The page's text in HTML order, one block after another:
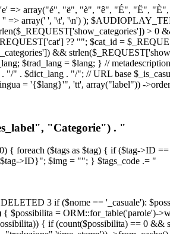
=> array("é", "ë", "è", "ê", "É", "Ë",
array(' ', '\t', '\n') );
> 0
?? ""; $cat_id =
&&
$trad_lang = $lang; } //
. $dict_lang . "/"; // URL base
= '{$lang}'", 'tt', array("label")) -
"Categorie") . "
{ foreach ($tags as $tag) { if ($tag->ID
>ID}"; $img = ""; } $tags_code .= "
3 if ($nome == '_casuale'):
{ $possibilita =
{ if (count($possibilita) == 0